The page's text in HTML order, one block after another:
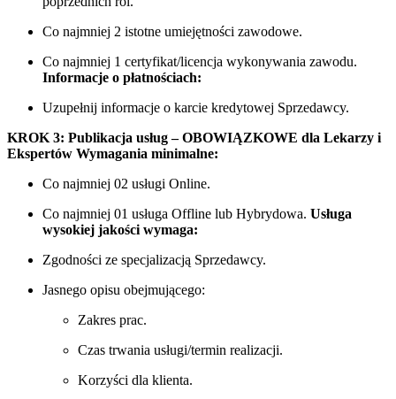
Co najmniej 2 istotne umiejętności zawodowe.
Co najmniej 1 certyfikat/licencja wykonywania zawodu.
Informacje o płatnościach:
Uzupełnij informacje o karcie kredytowej Sprzedawcy.
KROK 3: Publikacja usług – OBOWIĄZKOWE dla Lekarzy i
Ekspertów Wymagania minimalne:
Co najmniej 02 usługi Online.
Co najmniej 01 usługa Offline lub Hybrydowa. Usługa
wysokiej jakości wymaga:
Zgodności ze specjalizacją Sprzedawcy.
Jasnego opisu obejmującego:
Zakres prac.
Czas trwania usługi/termin realizacji.
Korzyści dla klienta.